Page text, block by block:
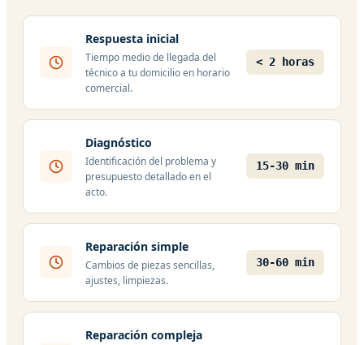
Respuesta inicial
Tiempo medio de llegada del
técnico a tu domicilio en horario
comercial.
< 2 horas
Diagnóstico
Identificación del problema y
presupuesto detallado en el
acto.
15-30 min
Reparación simple
Cambios de piezas sencillas,
ajustes, limpiezas.
30-60 min
Reparación compleja